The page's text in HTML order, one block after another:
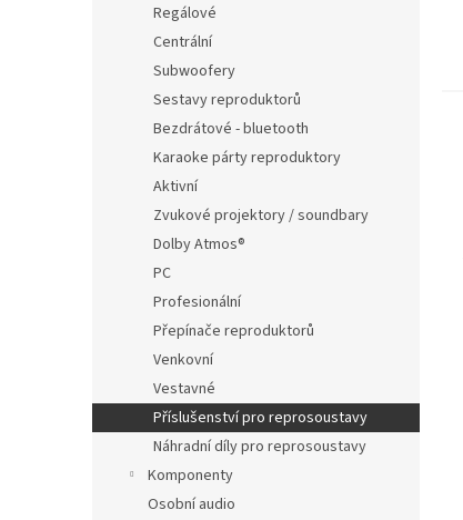
Regálové
Centrální
Subwoofery
Sestavy reproduktorů
Bezdrátové - bluetooth
Karaoke párty reproduktory
Aktivní
Zvukové projektory / soundbary
Dolby Atmos®
PC
Profesionální
Přepínače reproduktorů
Venkovní
Vestavné
Příslušenství pro reprosoustavy
Náhradní díly pro reprosoustavy
Komponenty
Osobní audio